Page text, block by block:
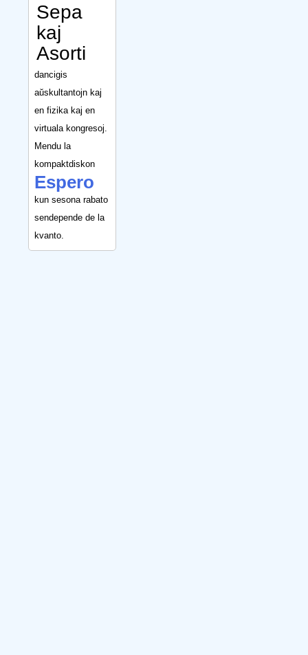
Sepa
kaj
Asorti
dancigis
aŭskultantojn kaj
en fizika kaj en
virtuala kongresoj.
Mendu la
kompaktdiskon
Espero
kun sesona rabato
sendepende de la
kvanto.